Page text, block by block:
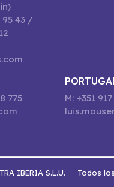
95 43 /
775
M: +351
IBERIA S.L.U. Todos